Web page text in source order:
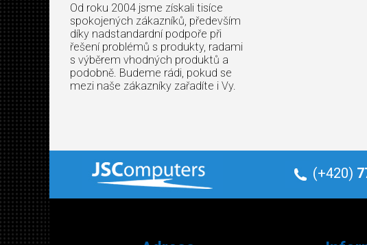
Od roku 2004 jsme získali tisíce
spokojených zákazníků, především
díky nadstandardní podpoře při
řešení problémů s produkty, radami
s výběrem vhodných produktů a
podobně. Budeme rádi, pokud se
mezi naše zákazníky zařadíte i Vy.
(+420)